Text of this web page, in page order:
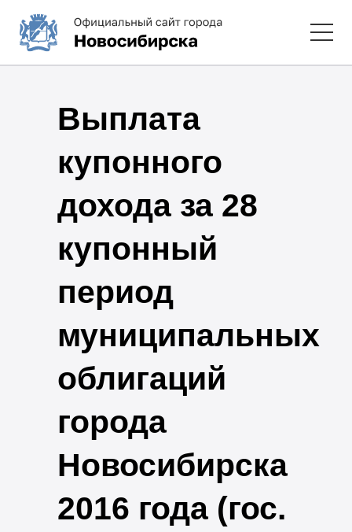
Выплата
купонного
дохода за 28
купонный
период
муниципальных
облигаций
города
Новосибирска
2016 года (гос.